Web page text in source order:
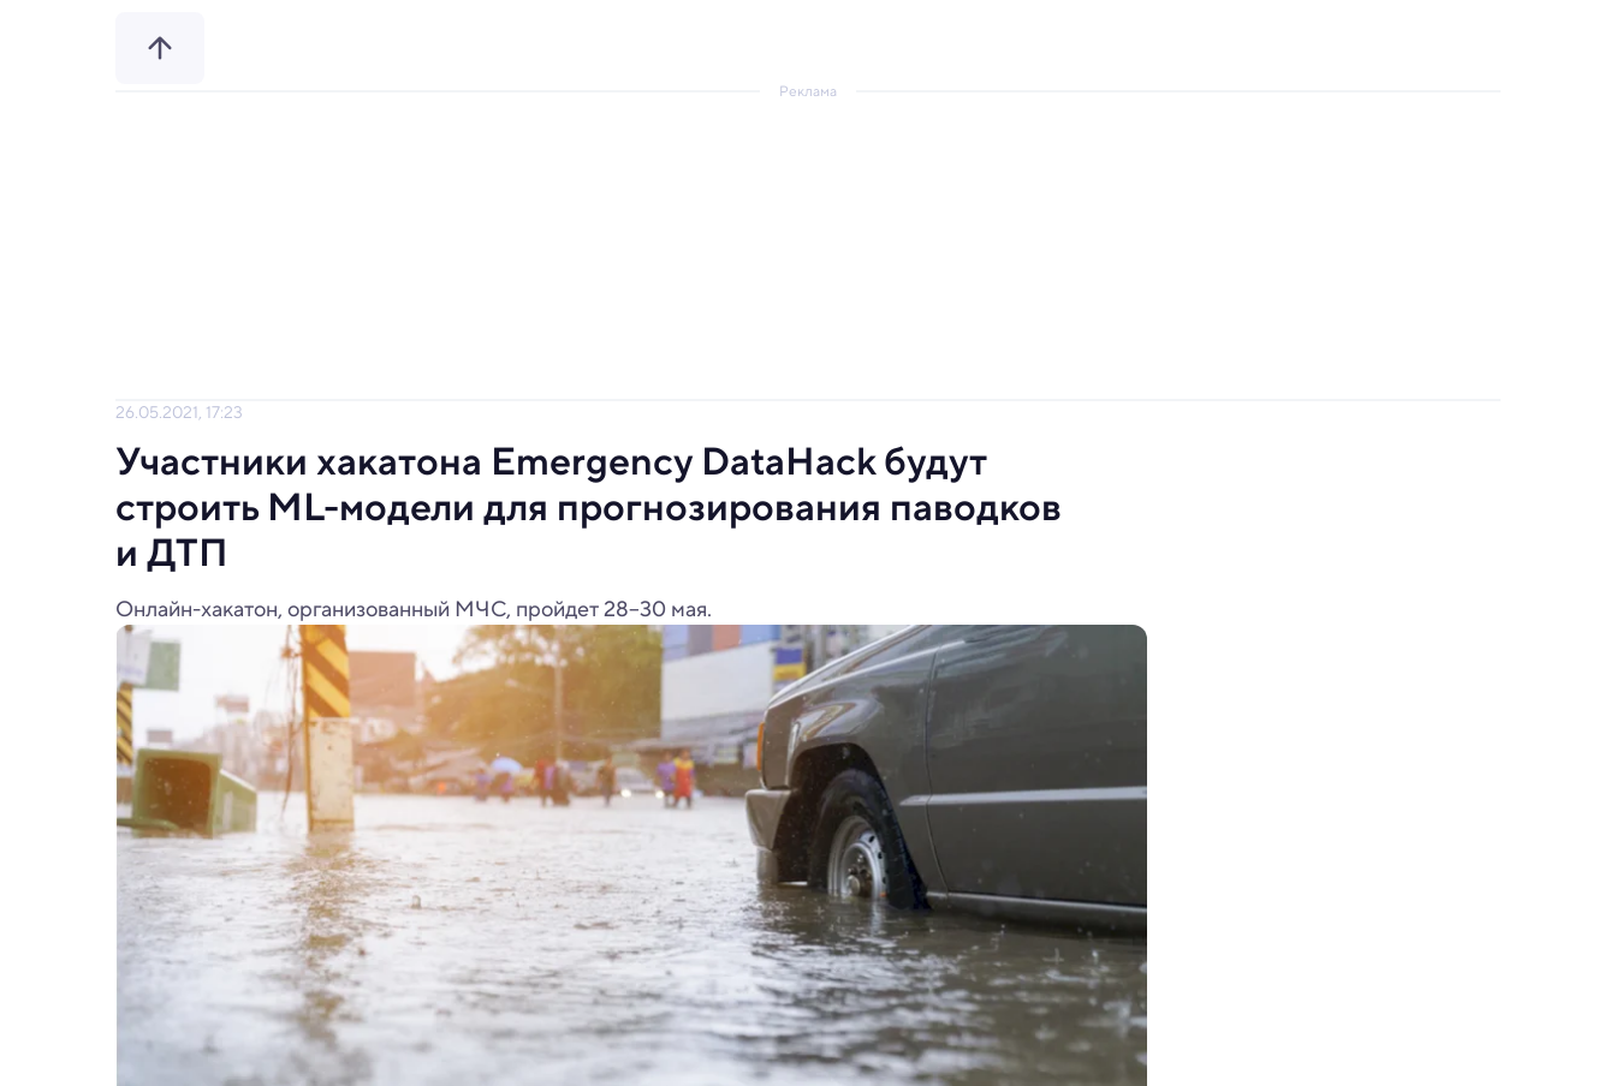
Реклама
26.05.2021, 17:23
Участники хакатона Emergency DataHack будут
строить ML-модели для прогнозирования паводков
и ДТП
Онлайн-хакатон, организованный МЧС, пройдет 28–30 мая.